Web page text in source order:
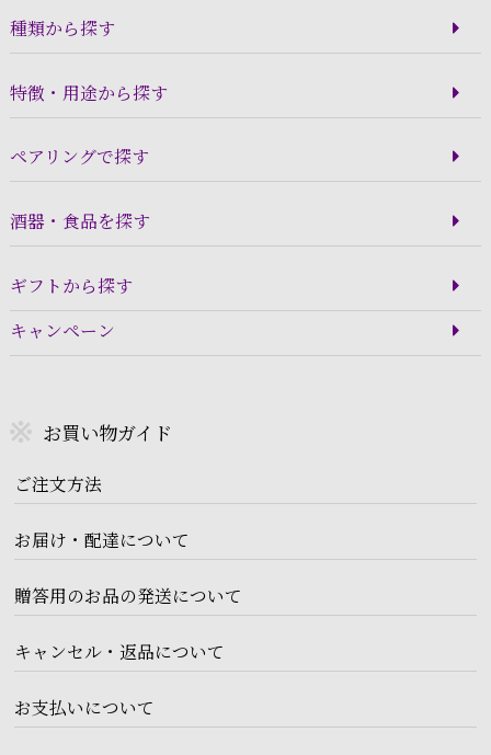
種類から探す
特徴・用途から探す
ペアリングで探す
酒器・食品を探す
ギフトから探す
キャンペーン
お買い物ガイド
ご注文方法
お届け・配達について
贈答用のお品の発送について
キャンセル・返品について
お支払いについて